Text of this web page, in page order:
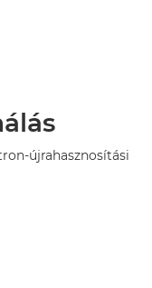
újrahasznosítási